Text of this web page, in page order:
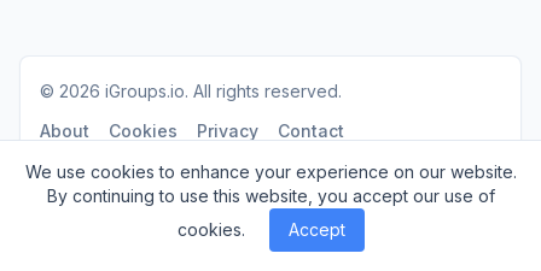
© 2026 iGroups.io. All rights reserved.
About
Cookies Privacy
Contact
We use cookies to enhance your experience on our website.
By continuing to use this website, you accept our use of
cookies.
Accept